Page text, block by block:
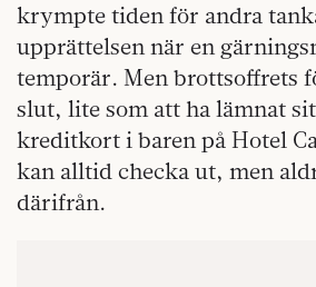
krympte tiden för andra
upprättelsen när en
temporär. Men brottsoffrets
slut, lite som att ha lämnat
kreditkort i baren på Hotel
kan alltid checka ut, men
därifrån.